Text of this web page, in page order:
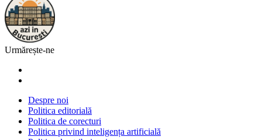
Urmărește-ne
Despre noi
Politica editorială
Politica de corecturi
Politica privind inteligența artificială